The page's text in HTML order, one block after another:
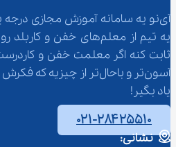
آی‌نو یه سامانه آموزش مجازی
یه تیم از معلم‌‌های خفن و
ثابت کنه اگر معلمت خفن و
یاد بگیر!
۰۲۱-۲۸۴۲۵۵۱۰
نشانی: